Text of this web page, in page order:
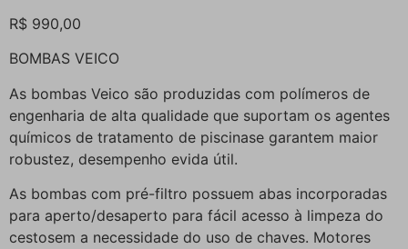
R$ 990,00
BOMBAS VEICO
As bombas Veico são produzidas com polímeros de
engenharia de alta qualidade que suportam os agentes
químicos de tratamento de piscinase garantem maior
robustez, desempenho evida útil.
As bombas com pré-filtro possuem abas incorporadas
para aperto/desaperto para fácil acesso à limpeza do
cestosem a necessidade do uso de chaves. Motores